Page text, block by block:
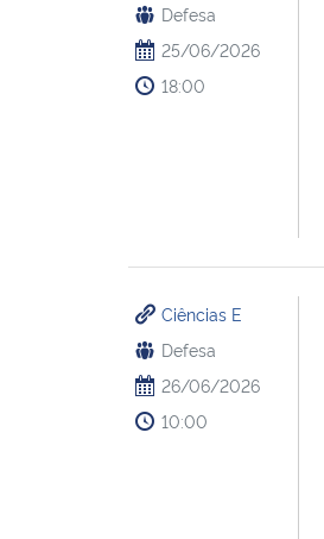
Defesa
25/06/2026
18:00
Ciências E
Defesa
26/06/2026
10:00